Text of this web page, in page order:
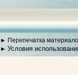
► Перепечатка
► Условия